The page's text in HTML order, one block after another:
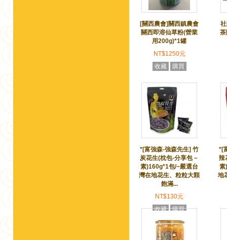
[關西農會]關西鎮農會
關西即溶仙草粉(營業
用200g)*1罐
NT$1250元
收藏
購買
*[富強森-強森先生] 竹
炭花生(枕包-分享包－
素)160g*1包/~嚴選台
灣在地花生、粒粒大顆
飽滿...
NT$130元
收藏
購買
*[
辣
素
地